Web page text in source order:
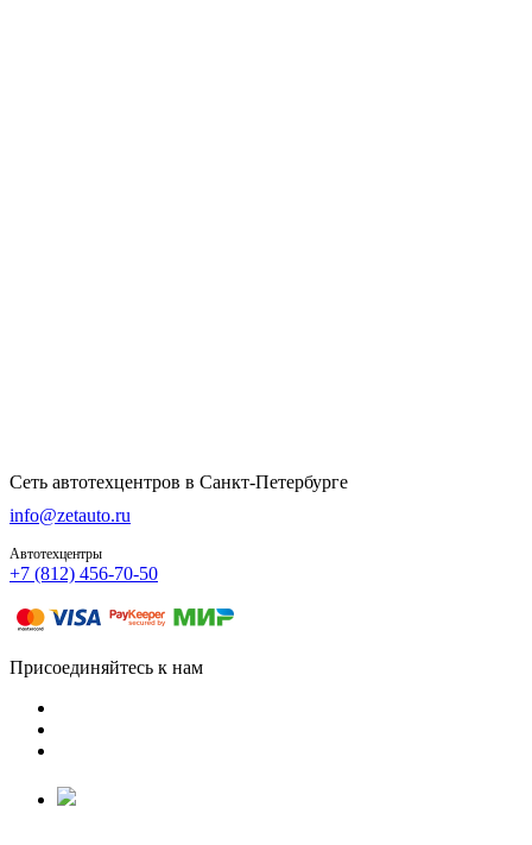
Сеть автотехцентров в Санкт-Петербурге
info@zetauto.ru
Автотехцентры
+7 (812) 456-70-50
Присоединяйтесь к нам